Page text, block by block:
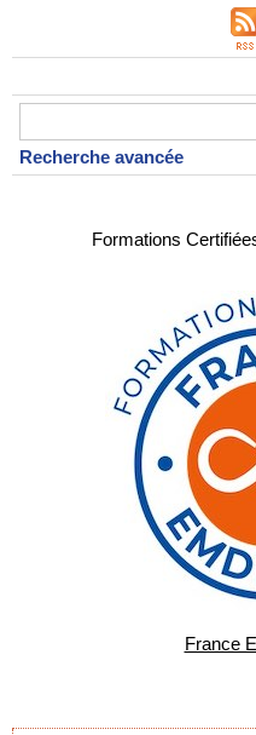
Recherche avancée
Formations
France